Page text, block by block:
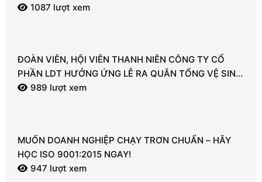
1087 lượt xem
ĐOÀN VIÊN, HỘI VIÊN THANH NIÊN CÔNG TY CỔ
PHẦN LDT HƯỞNG ỨNG LỄ RA QUÂN TỔNG VỆ SINH
MÔI TRƯỜNG
989 lượt xem
MUỐN DOANH NGHIỆP CHẠY TRƠN CHUẨN – HÃY
HỌC ISO 9001:2015 NGAY!
947 lượt xem